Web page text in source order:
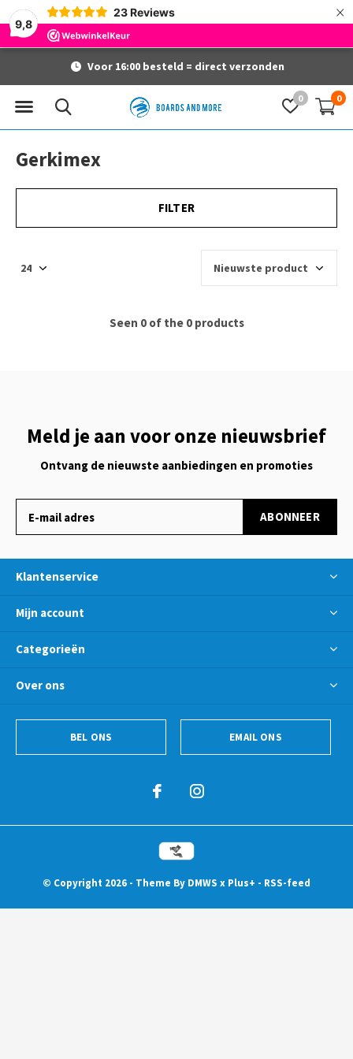
9,8
23 Reviews ×
0 0
Voor 16:00 besteld = direct verzonden
Gerkimex
FILTER
Seen 0 of the 0 products
Meld je aan voor onze nieuwsbrief
Ontvang de nieuwste aanbiedingen en promoties
ABONNEER
Klantenservice
Mijn account
Categorieën
Over ons
BEL ONS EMAIL ONS
© Copyright 2026 - Theme By DMWS x Plus+ - RSS-feed